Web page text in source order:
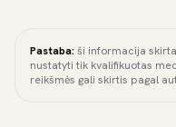
Pastaba:ši informacija
nustatyti tik kvalifikuotas
reikšmės gali skirtis pagal